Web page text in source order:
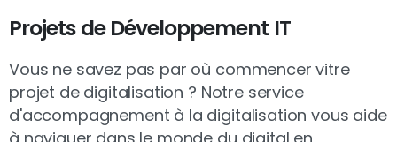
Projets de Développement IT
Vous ne savez pas par où commencer vitre
projet de digitalisation ? Notre service
d'accompagnement à la digitalisation vous aide